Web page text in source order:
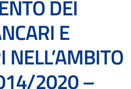
DEI
E
2020 –